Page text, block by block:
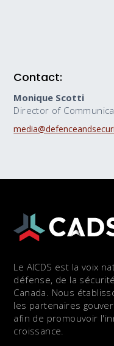
Contact:
Monique Scotti
Director of
Le AICDS est la voix
défense, de la
Canada. Nous
les partenaires
afin de promouvoir
croissance.